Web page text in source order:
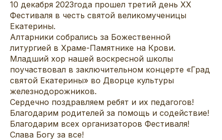
10 декабря 2023года прошел третий день ХХ
Фестиваля в честь святой великомученицы
Екатерины.
Алтарники собрались за Божественной
литургией в Храме-Памятнике на Крови.
Младший хор нашей воскресной школы
поучаствовал в заключительном концерте «Град
святой Екатерины» во Дворце культуры
железнодорожников.
Сердечно поздравляем ребят и их педагогов!
Благодарим родителей за помощь и содействие!
Благодарим всех организаторов Фестиваля!
Слава Богу за все!